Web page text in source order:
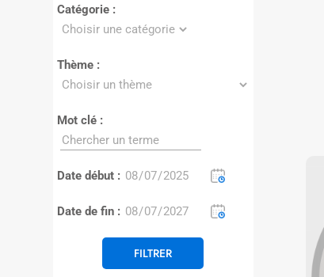
Catégorie :
Thème :
Mot clé :
Date début :
Date de fin :